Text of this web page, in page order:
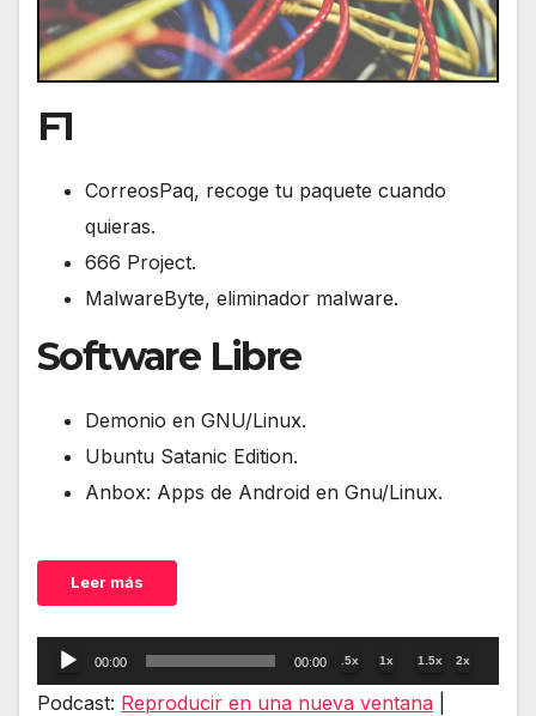
F1
CorreosPaq, recoge tu paquete cuando
quieras.
666 Project.
MalwareByte, eliminador malware.
Software Libre
Demonio en GNU/Linux.
Ubuntu Satanic Edition.
Anbox: Apps de Android en Gnu/Linux.
Leer más
Reproductor
de
00:00 00:00 .5x 1x 1.5x 2x
Podcast: Reproducir en una nueva ventana